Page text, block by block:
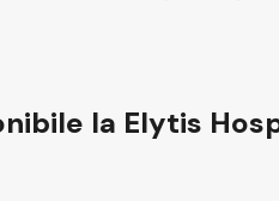
la Elytis